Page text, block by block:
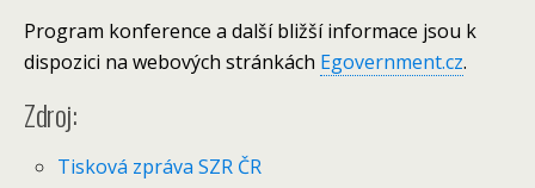
Program konference a další bližší informace jsou k
dispozici na webových stránkách Egovernment.cz.
Zdroj:
Tisková zpráva SZR ČR